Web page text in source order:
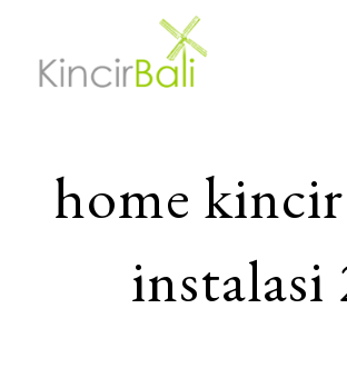
home
instalasi